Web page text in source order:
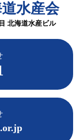
水産会
北海道水産ビル